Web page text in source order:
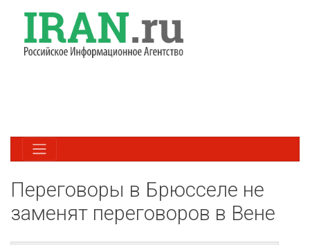
Переговоры в Брюсселе не
заменят переговоров в Вене